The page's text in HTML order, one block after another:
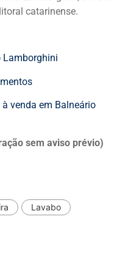
catarinense.
Lamborghini
venda em Balneário
sem aviso prévio)
Lavabo